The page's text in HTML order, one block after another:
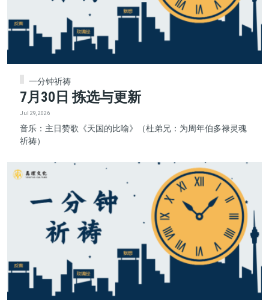
一分钟祈祷
7月30日 拣选与更新
Jul 29, 2026
音乐：主日赞歌《天国的比喻》（杜弟兄：为周年伯多禄灵魂
祈祷）